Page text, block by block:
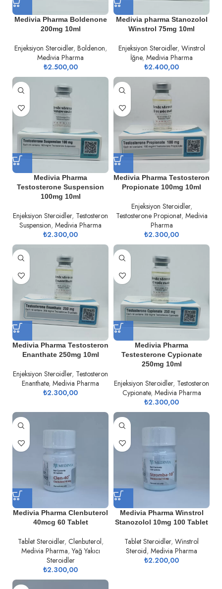
Medivia Pharma Boldenone
200mg 10ml
Enjeksiyon Steroidler, Boldenon,
Medivia Pharma
₺2.500,00
Medivia pharma Stanozolol
Winstrol 75mg 10ml
Enjeksiyon Steroidler, Winstrol
İğne, Medivia Pharma
₺2.400,00
Medivia Pharma
Testosterone Suspension
100mg 10ml
Enjeksiyon Steroidler, Testosteron
Suspension, Medivia Pharma
₺2.300,00
Medivia Pharma Testosteron
Propionate 100mg 10ml
Enjeksiyon Steroidler,
Testosterone Propionat, Medivia
Pharma
₺2.300,00
Medivia Pharma Testosteron
Enanthate 250mg 10ml
Enjeksiyon Steroidler, Testosteron
Enanthate, Medivia Pharma
₺2.300,00
Medivia Pharma
Testesterone Cypionate
250mg 10ml
Enjeksiyon Steroidler, Testosteron
Cypionate, Medivia Pharma
₺2.300,00
Medivia Pharma Clenbuterol
40mcg 60 Tablet
Tablet Steroidler, Clenbuterol,
Medivia Pharma,Yağ Yakıcı
Steroidler
₺2.300,00
Medivia Pharma Winstrol
Stanozolol 10mg 100 Tablet
Tablet Steroidler, Winstrol
Steroid, Medivia Pharma
₺2.200,00